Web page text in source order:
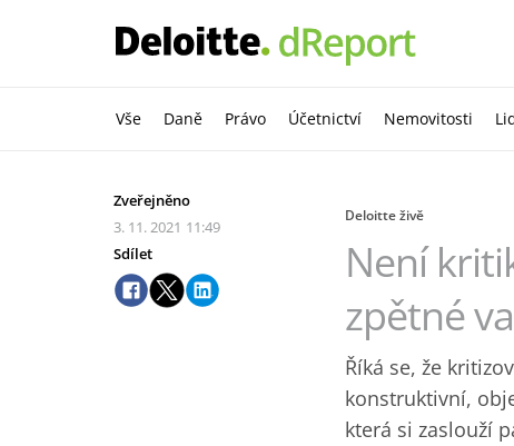
Vše Daně Právo Účetnictví Nemovitosti
Zveřejněno
3. 11. 2021 11:49
Sdílet
Deloitte živě
Není
zpětné
Říká se, že
konstruktivní,
která si zaslouží